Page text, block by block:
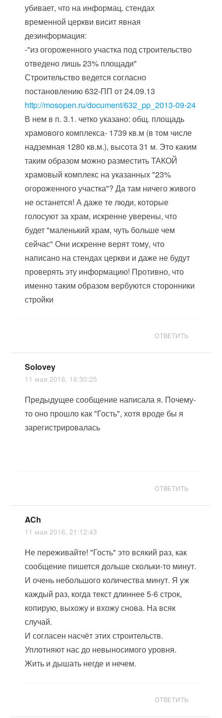
убивает, что на информац. стендах
временной церкви висит явная
дезинформация:
-"из огороженного участка под строительство
отведено лишь 23% площади"
Строительство ведется согласно
постановлению 632-ПП от 24.09.13
http://mosopen.ru/document/632_pp_2013-09-24
В нем в п. 3.1. четко указано: общ. площадь
храмового комплекса- 1739 кв.м (в том числе
надземная 1280 кв.м.), высота 31 м. Это каким
таким образом можно разместить ТАКОЙ
храмовый комплекс на указанных "23%
огороженного участка"? Да там ничего живого
не останется! А даже те люди, которые
голосуют за храм, искренне уверены, что
будет "маленький храм, чуть больше чем
сейчас" Они искренне верят тому, что
написано на стендах церкви и даже не будут
проверять эту информацию! Противно, что
именно таким образом вербуются сторонники
стройки
ОТВЕТИТЬ
Solovey
11 мая 2016, 16:30:25
Предыдущее сообщение написала я. Почему-
то оно прошло как "Гость", хотя вроде бы я
зарегистрировалась
ОТВЕТИТЬ
ACh
11 мая 2016, 21:12:43
Не переживайте! "Гость" это всякий раз, как
сообщение пишется дольше скольки-то минут.
И очень небольшого количества минут. Я уж
каждый раз, когда текст длиннее 5-6 строк,
копирую, выхожу и вхожу снова. На всяк
случай.
И согласен насчёт этих строительств.
Уплотняют нас до невыносимого уровня.
Жить и дышать негде и нечем.
ОТВЕТИТЬ